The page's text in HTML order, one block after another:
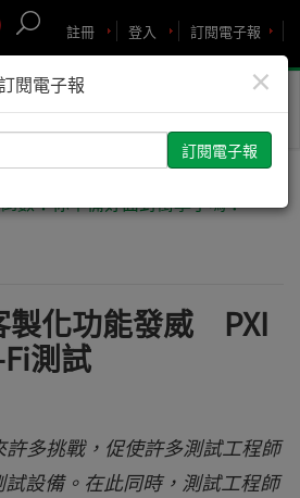
訂閱電子報
登入
註冊
Toggle
數！你準備好面對衝擊了嗎？
製化功能發威 PXI
測試
多挑戰，促使許多測試工程師
設備。在此同時，測試工程師
×
閱電子報